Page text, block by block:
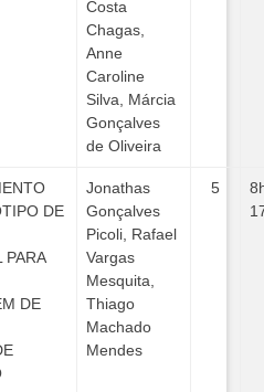
Costa
Chagas,
Anne
Caroline
Silva, Márcia
Gonçalves
de Oliveira
DE
PARA
DE
Jonathas
Gonçalves
Picoli, Rafael
Vargas
Mesquita,
Thiago
Machado
Mendes
5